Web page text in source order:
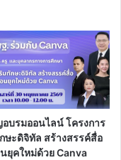
บรมออนไลน์ โครงการ
ษะดิจิทัล สร้างสรรค์สื่อ
ยุคใหม่ด้วย Canva